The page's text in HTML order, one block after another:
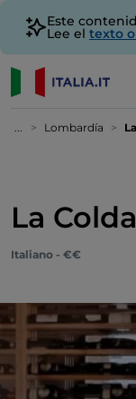
Este
Lee el texto
... Lombardía
La
Italiano - €€